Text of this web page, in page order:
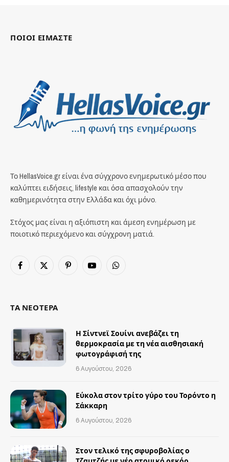
ΠΟΙΟΙ ΕΙΜΑΣΤΕ
Το HellasVoice.gr είναι ένα σύγχρονο ενημερωτικό μέσο που
καλύπτει ειδήσεις, lifestyle και όσα απασχολούν την
καθημερινότητα στην Ελλάδα και όχι μόνο.
Στόχος μας είναι η αξιόπιστη και άμεση ενημέρωση με
ποιοτικό περιεχόμενο και σύγχρονη ματιά.
Facebook
X
PinterestYouTubeWhatsApp
ΤΑ ΝΕΟΤΕΡΑ
Η Σίντνεϊ Σουίνι ανεβάζει τη
θερμοκρασία με τη νέα αισθησιακή
φωτογράφισή της
6 Αυγούστου, 2026
Εύκολα στον τρίτο γύρο του Τορόντο η
Σάκκαρη
6 Αυγούστου, 2026
Στον τελικό της σφυροβολίας ο